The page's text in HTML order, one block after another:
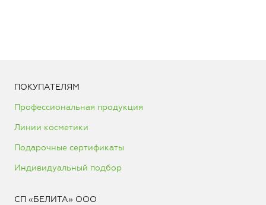
ПОКУПАТЕЛЯМ
Профессиональная продукция
Линии косметики
Подарочные сертификаты
Индивидуальный подбор
СП «БЕЛИТА» ООО